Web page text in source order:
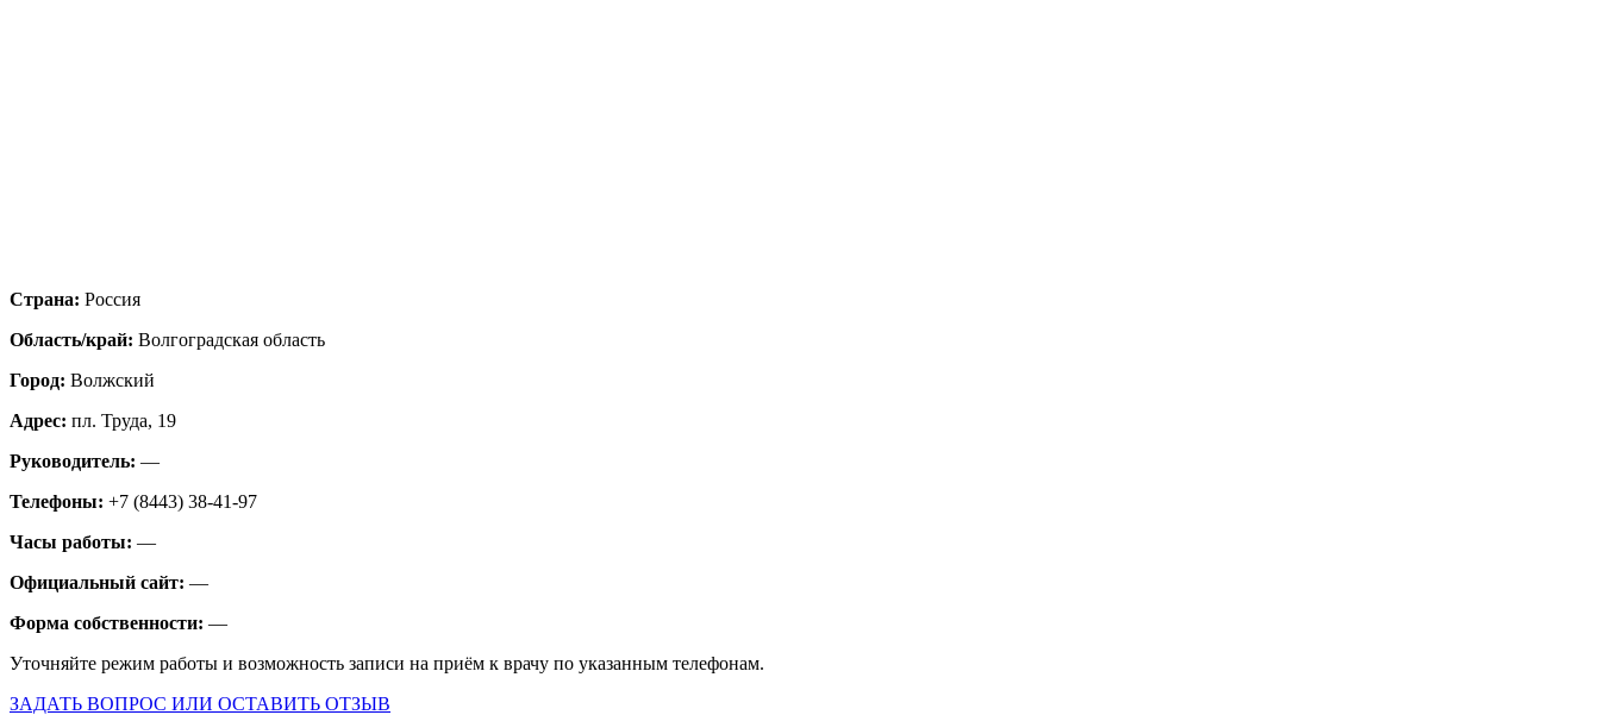
Страна: Россия
Область/край: Волгоградская область
Город: Волжский
Адрес: пл. Труда, 19
Руководитель: —
Телефоны: +7 (8443) 38-41-97
Часы работы: —
Официальный сайт: —
Форма собственности: —
Уточняйте режим работы и возможность записи на приём к врачу по указанным телефонам.
ЗАДАТЬ ВОПРОС ИЛИ ОСТАВИТЬ ОТЗЫВ